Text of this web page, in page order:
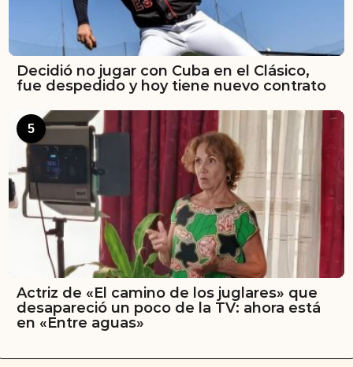
Decidió no jugar con Cuba en el Clásico,
fue despedido y hoy tiene nuevo contrato
5
Actriz de «El camino de los juglares» que
desapareció un poco de la TV: ahora está
en «Entre aguas»